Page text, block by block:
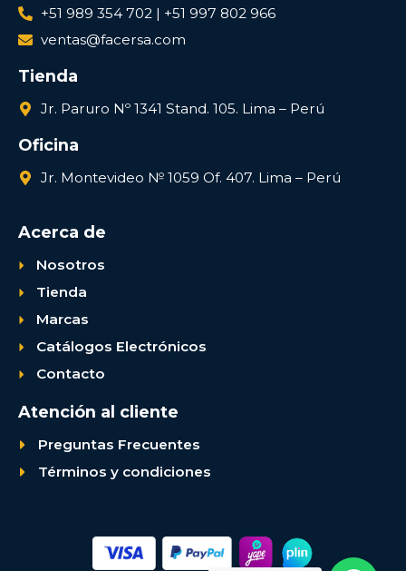
+51 989 354 702 | +51 997 802 966
ventas@facersa.com
Tienda
Jr. Paruro Nº 1341 Stand. 105. Lima – Perú
Oficina
Jr. Montevideo № 1059 Of. 407. Lima – Perú
Acerca de
Nosotros
Tienda
Marcas
Catálogos Electrónicos
Contacto
Atención al cliente
Preguntas Frecuentes
Términos y condiciones